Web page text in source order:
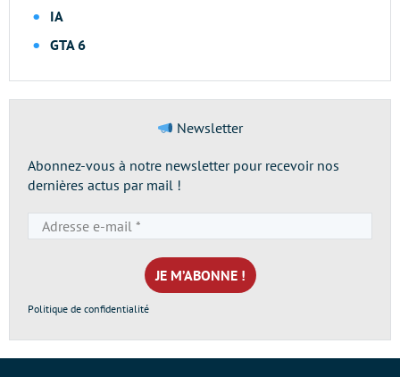
IA
GTA 6
Newsletter
Abonnez-vous à notre newsletter pour recevoir nos
dernières actus par mail !
e-
mail
*
Politique de confidentialité